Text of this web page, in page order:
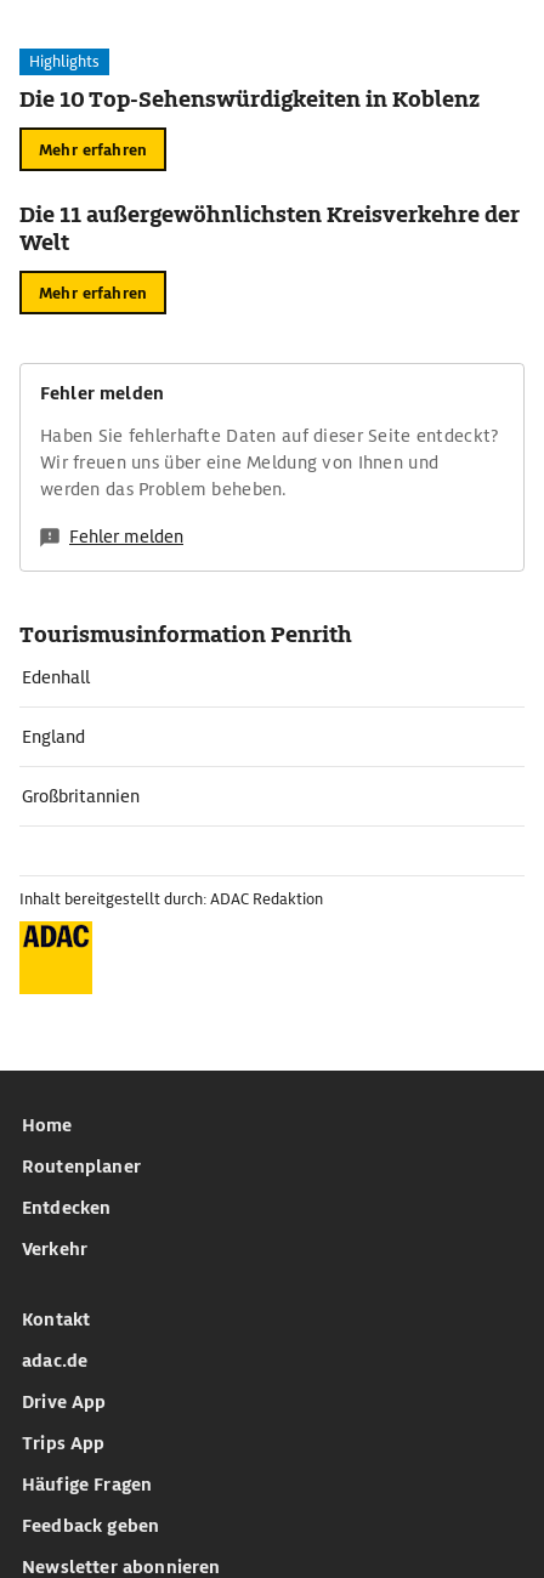
Highlights
Die 10 Top-Sehenswürdigkeiten in Koblenz
Mehr erfahren
Die 11 außergewöhnlichsten Kreisverkehre der
Welt
Mehr erfahren
Fehler melden
Haben Sie fehlerhafte Daten auf dieser Seite entdeckt?
Wir freuen uns über eine Meldung von Ihnen und
werden das Problem beheben.
Fehler melden
Tourismusinformation Penrith
Edenhall
England
Großbritannien
Inhalt bereitgestellt durch: ADAC Redaktion
Home
Routenplaner
Entdecken
Verkehr
Kontakt
adac.de
Drive App
Trips App
Häufige Fragen
Feedback geben
Newsletter abonnieren